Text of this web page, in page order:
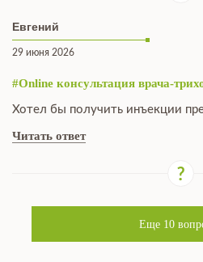
Евгений
29 июня 2026
#Online консультация врача-
Хотел бы получить инъекции
Читать ответ
Еще 10